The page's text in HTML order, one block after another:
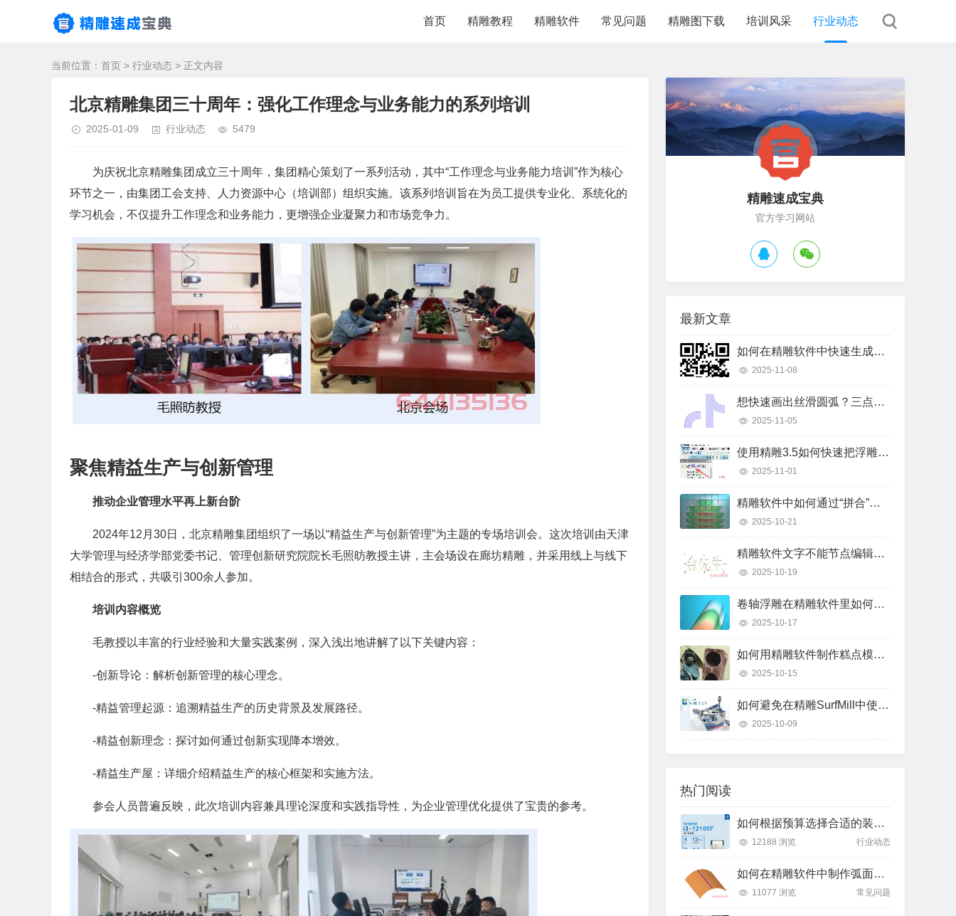
首页 精雕教程 精雕软件 常见问题 精雕图下载 培训风采 行业动态
当前位置： 首页 > 行业动态 > 正文内容
北京精雕集团三十周年：强化工作理念与业务能力的系列培训
2025-01-09 行业动态 5479
为庆祝北京精雕集团成立三十周年，集团精心策划了一系列活动，其中“工作理念与业务能力培训”作为核心
环节之一，由集团工会支持、人力资源中心（培训部）组织实施。该系列培训旨在为员工提供专业化、系统化的
学习机会，不仅提升工作理念和业务能力，更增强企业凝聚力和市场竞争力。
聚焦精益生产与创新管理
推动企业管理水平再上新台阶
2024年12月30日，北京精雕集团组织了一场以“精益生产与创新管理”为主题的专场培训会。这次培训由天津
大学管理与经济学部党委书记、管理创新研究院院长毛照昉教授主讲，主会场设在廊坊精雕，并采用线上与线下
相结合的形式，共吸引300余人参加。
培训内容概览
毛教授以丰富的行业经验和大量实践案例，深入浅出地讲解了以下关键内容：
-创新导论：解析创新管理的核心理念。
-精益管理起源：追溯精益生产的历史背景及发展路径。
-精益创新理念：探讨如何通过创新实现降本增效。
-精益生产屋：详细介绍精益生产的核心框架和实施方法。
参会人员普遍反映，此次培训内容兼具理论深度和实践指导性，为企业管理优化提供了宝贵的参考。
精雕速成宝典
官方学习网站
最新文章
如何在精雕软件中快速生成二维码线条？详细操作步骤解析
2025-11-08
想快速画出丝滑圆弧？三点弧工具真的好用吗？
2025-11-05
使用精雕3.5如何快速把浮雕路径转换成曲面模型？
2025-11-01
精雕软件中如何通过“拼合”实现浮雕图的渐变叠加？
2025-10-21
精雕软件文字不能节点编辑怎么办？快速解决指南
2025-10-19
卷轴浮雕在精雕软件里如何快速制作出来？
2025-10-17
如何用精雕软件制作糕点模具？只需这几个步骤
2025-10-15
如何避免在精雕SurfMill中使用“保持曲线高度”和“投影变换”时的常见错误？
2025-10-09
热门阅读
如何根据预算选择合适的装机方案？了解2025年主流价位段的性能差异
12188 浏览 行业动态
如何在精雕软件中制作弧面雕刻路径？
11077 浏览 常见问题